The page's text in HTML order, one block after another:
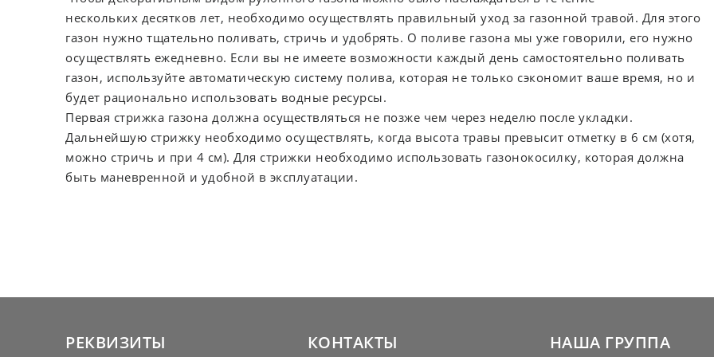
нескольких десятков лет, необходимо осуществлять правильный уход за газонной травой. Для этого
газон нужно тщательно поливать, стричь и удобрять. О поливе газона мы уже говорили, его нужно
осуществлять ежедневно. Если вы не имеете возможности каждый день самостоятельно поливать
газон, используйте автоматическую систему полива, которая не только сэкономит ваше время, но и
будет рационально использовать водные ресурсы.
Первая стрижка газона должна осуществляться не позже чем через неделю после укладки.
Дальнейшую стрижку необходимо осуществлять, когда высота травы превысит отметку в 6 см (хотя,
можно стричь и при 4 см). Для стрижки необходимо использовать газонокосилку, которая должна
быть маневренной и удобной в эксплуатации.
РЕКВИЗИТЫ КОНТАКТЫ НАША ГРУППА